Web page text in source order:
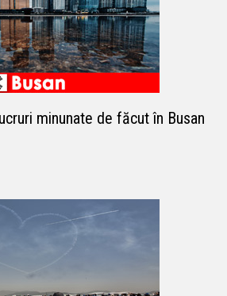
minunate de făcut în Busan